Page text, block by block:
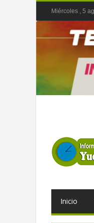
Miércoles , 5
Inicio